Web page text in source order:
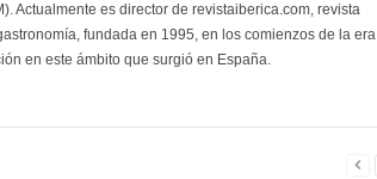
Actualmente es director de revistaiberica.com, revista
fundada en 1995, en los comienzos de la era
en este ámbito que surgió en España.